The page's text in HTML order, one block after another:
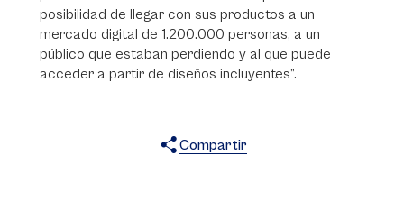
posibilidad de llegar con sus productos a un
mercado digital de 1.200.000 personas, a un
público que estaban perdiendo y al que puede
acceder a partir de diseños incluyentes”.
Compartir